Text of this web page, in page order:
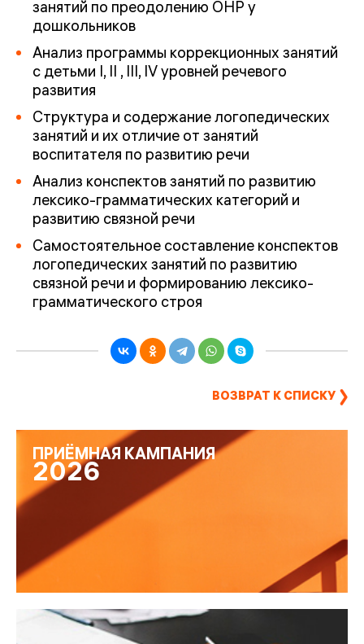
ПРИЁМНАЯ КАМПАНИЯ
2026
занятий по преодолению ОНР у
дошкольников
Анализ программы коррекционных занятий
с детьми I, II , III, IV уровней речевого
развития
Структура и содержание логопедических
занятий и их отличие от занятий
воспитателя по развитию речи
Анализ конспектов занятий по развитию
лексико-грамматических категорий и
развитию связной речи
Самостоятельное составление конспектов
логопедических занятий по развитию
связной речи и формированию лексико-
грамматического строя
ВОЗВРАТ К СПИСКУ